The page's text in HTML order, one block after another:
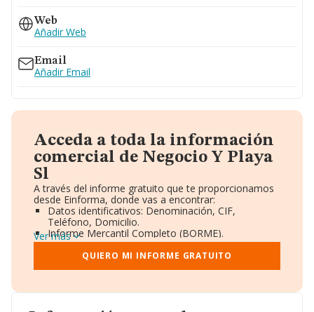
Web
Añadir Web
Email
Añadir Email
Acceda a toda la información
comercial de Negocio Y Playa
Sl
A través del informe gratuito que te proporcionamos
desde Einforma, donde vas a encontrar:
Datos identificativos: Denominación, CIF,
Teléfono, Domicilio.
Informe Mercantil Completo (BORME).
Gráficos de Evolución Ventas y Empleados.
Consejo de Administración y Administradores.
Directivos y Ejecutivos.
Ver más
QUIERO MI INFORME GRATUITO